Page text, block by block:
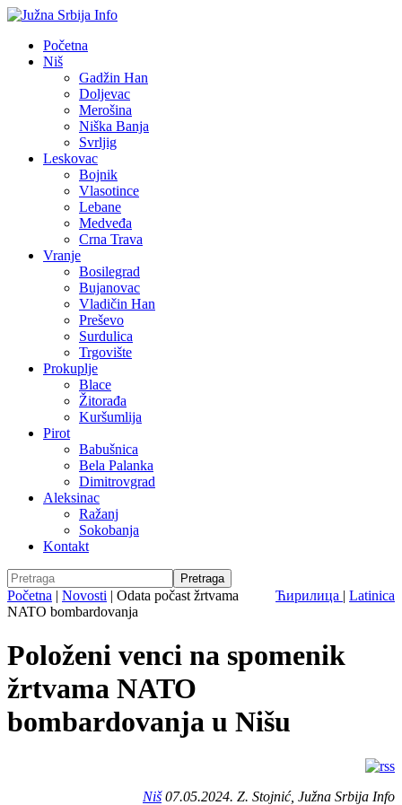
Početna
Niš
Gadžin Han
Doljevac
Merošina
Niška Banja
Svrljig
Leskovac
Bojnik
Vlasotince
Lebane
Medveđa
Crna Trava
Vranje
Bosilegrad
Bujanovac
Vladičin Han
Preševo
Surdulica
Trgovište
Prokuplje
Blace
Žitorađa
Kuršumlija
Pirot
Babušnica
Bela Palanka
Dimitrovgrad
Aleksinac
Ražanj
Sokobanja
Kontakt
Ћирилица | Latinica
Početna | Novosti | Odata počast žrtvama
NATO bombardovanja
Položeni venci na spomenik
žrtvama NATO
bombardovanja u Nišu
Niš07.05.2024. Z. Stojnić, Južna Srbija Info